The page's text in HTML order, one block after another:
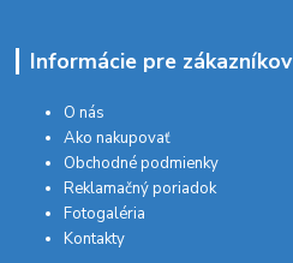
Informácie pre zákazníkov
O nás
Ako nakupovať
Obchodné podmienky
Reklamačný poriadok
Fotogaléria
Kontakty